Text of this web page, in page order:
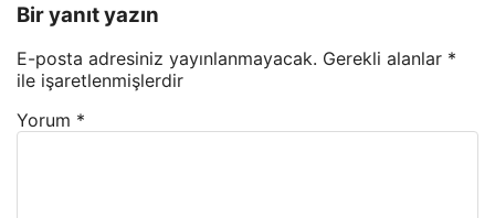
Bir yanıt yazın
E-posta adresiniz yayınlanmayacak. Gerekli alanlar *
ile işaretlenmişlerdir
Yorum *